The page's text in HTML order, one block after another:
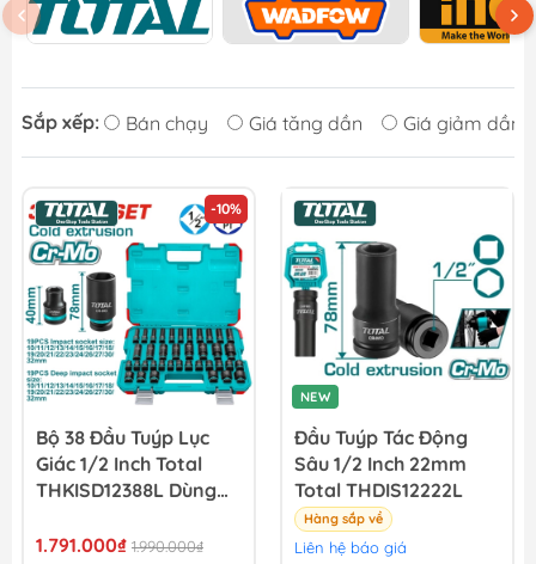
Sắp xếp: Bán chạy Giá tăng dần Giá giảm dần
-10%
Bộ 38 Đầu Tuýp Lục
Giác 1/2 Inch Total
THKISD12388L Dùng
1.791.000₫ 1.990.000₫
NEW
Đầu Tuýp Tác Động
Sâu 1/2 Inch 22mm
Total THDIS12222L
Hàng sắp về
Liên hệ báo giá